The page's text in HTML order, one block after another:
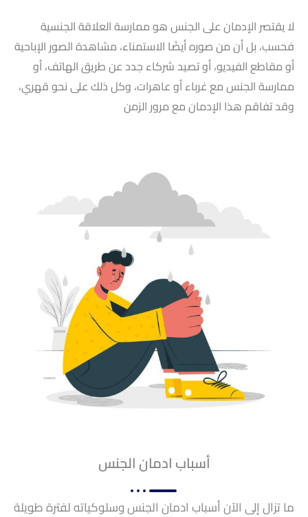
لا يقتصر الإدمان على الجنس هو ممارسة العلاقة الجنسية
فحسب، بل أن من صوره أيضًا الاستمناء، مشاهدة الصور الإباحية
أو مقاطع الفيديو، أو تصيد شركاء جدد عن طريق الهاتف، أو
ممارسة الجنس مع غرباء أو عاهرات، وكل ذلك على نحو قهري،
وقد تفاقم هذا الإدمان مع مرور الزمن
أسباب ادمان الجنس
ما تزال إلى الآن أسباب ادمان الجنس وسلوكياته لفترة طويلة